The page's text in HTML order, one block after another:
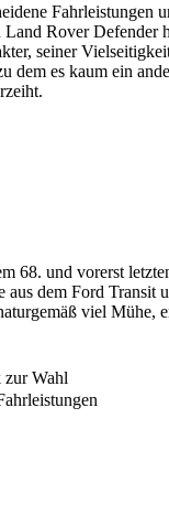
Fahrleistungen
Land Rover Defender
seiner
dem es kaum ein
68. und vorerst
dem Ford
viel Mühe,
Wahl